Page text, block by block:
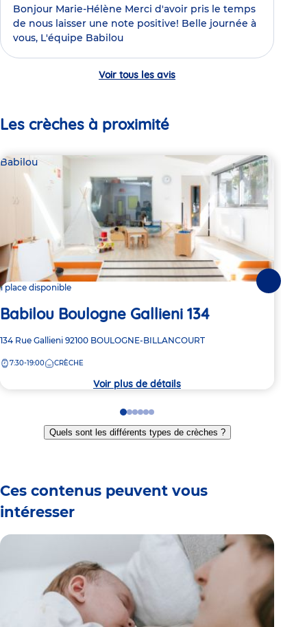
Bonjour Marie-Hélène Merci d'avoir pris le temps
de nous laisser une note positive! Belle journée à
vous, L'équipe Babilou
Voir tous les avis
Les crèches à proximité
Babilou
1 place disponible
Babilou Boulogne Gallieni 134
Adresse
la
134 Rue Gallieni 92100 BOULOGNE-BILLANCOURT
7:30-19:00 CRÈCHE
Voir plus de détails
Go
to
slide
Go
to
slide
Go
to
slide
Go
to
slide
Go
to
slide
Go
to
slide
Quels sont les différents types de crèches ?
Ces contenus peuvent vous
intéresser